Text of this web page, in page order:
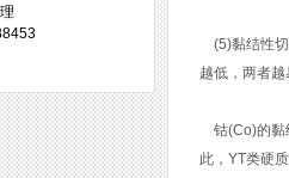
事达切削科技
(5)黏结性切
越低，两者越
钴(Co)的黏
此，YT类硬